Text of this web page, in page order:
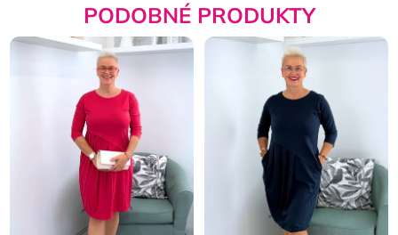
PODOBNÉ PRODUKTY